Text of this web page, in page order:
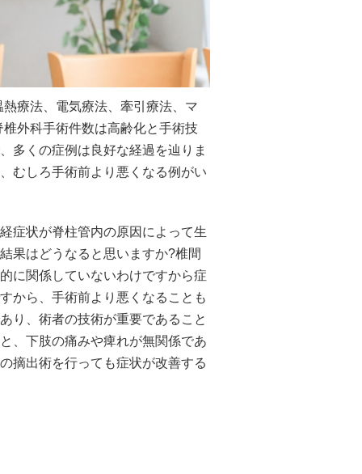
療法、電気療法、牽引療法、マ
外科手術件数は高齢化と手術技
多くの症例は良好な経過を辿りま
むしろ手術前より悪くなる例がい
症状が脊柱管内の原因によって生
果はどうなると思いますか?椎間
に関係していないわけですから症
から、手術前より悪くなることも
り、術者の技術が重要であること
、下肢の痛みや痺れが無関係であ
摘出術を行っても症状が改善する